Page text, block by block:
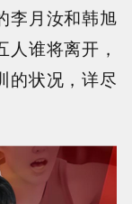
李月汝和韩旭
谁将离开，
的状况，详尽